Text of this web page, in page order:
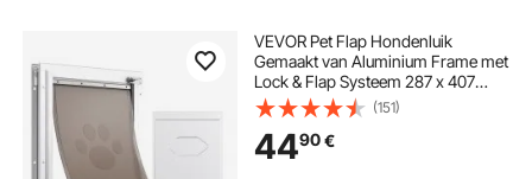
VEVOR Pet Flap Hondenluik
Gemaakt van Aluminium Frame met
Lock & Flap Systeem 287 x 407
mm, Weerbestendig Hondenluik
Huisdierdeur Geschikt voor Katten
Honden Kittens (Wit-M)
Eenvoudige Installatie
(151)
4490€